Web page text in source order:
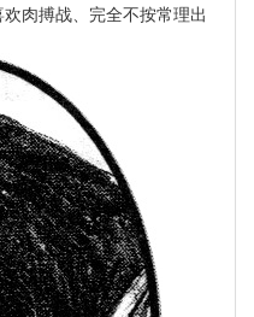
肉搏战、完全不按常理出